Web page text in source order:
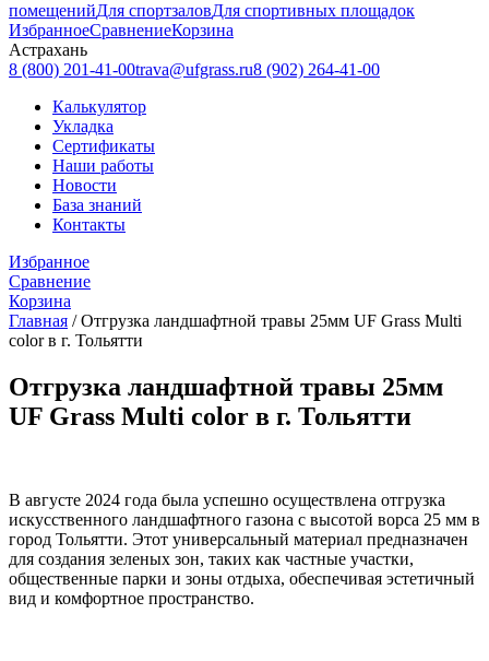
помещенийДля спортзаловДля спортивных площадок
ИзбранноеСравнениеКорзина
Астрахань
8 (800) 201-41-00trava@ufgrass.ru8 (902) 264-41-00
Калькулятор
Укладка
Сертификаты
Наши работы
Новости
База знаний
Контакты
Избранное
Сравнение
Корзина
Главная /Отгрузка ландшафтной травы 25мм UF Grass Multi
color в г. Тольятти
Отгрузка ландшафтной травы 25мм
UF Grass Multi color в г. Тольятти
В августе 2024 года была успешно осуществлена отгрузка
искусственного ландшафтного газона с высотой ворса 25 мм в
город Тольятти. Этот универсальный материал предназначен
для создания зеленых зон, таких как частные участки,
общественные парки и зоны отдыха, обеспечивая эстетичный
вид и комфортное пространство.